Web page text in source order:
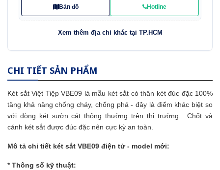
Bản đồ Hotline
Xem thêm địa chỉ khác tại TP.HCM
CHI TIẾT SẢN PHẨM
Két sắt Việt Tiệp VBE09 là mẫu két sắt có thân két đúc đặc 100%
tăng khả năng chống cháy, chống phá - đây là điểm khác biệt so
với dòng két sườn cát thông thường trên thị trường. Chốt và
cánh két sắt được đúc đặc nên cực kỳ an toàn.
Mô tả chi tiết két sắt VBE09 điện tử - model mới:
* Thông số kỹ thuật: